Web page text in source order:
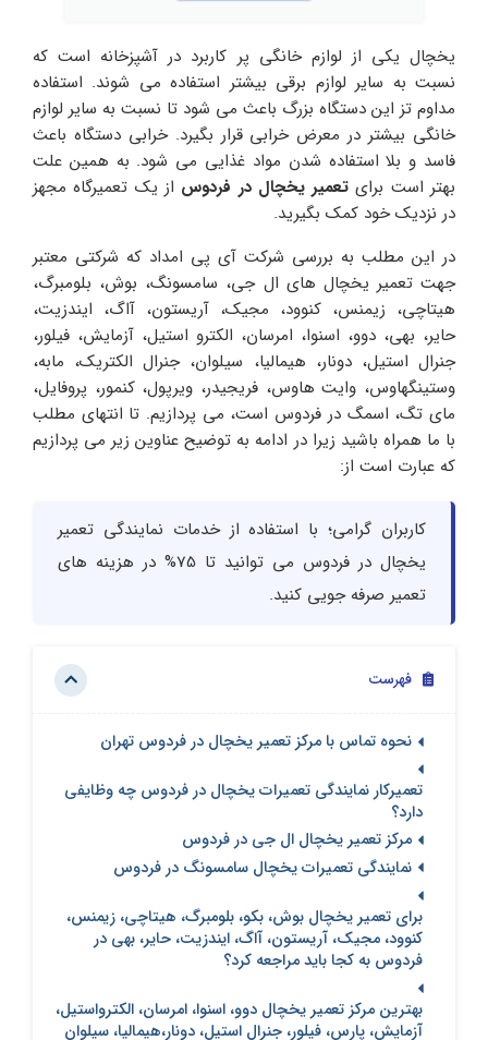
یخچال یکی از لوازم خانگی پر کاربرد در آشپزخانه است که
نسبت به سایر لوازم برقی بیشتر استفاده می شوند. استفاده
مداوم تز این دستگاه بزرگ باعث می شود تا نسبت به سایر لوازم
خانگی بیشتر در معرض خرابی قرار بگیرد. خرابی دستگاه باعث
فاسد و بلا استفاده شدن مواد غذایی می شود. به همین علت
بهتر است برای تعمیر یخچال در فردوس از یک تعمیرگاه مجهز
در نزدیک خود کمک بگیرید.
در این مطلب به بررسی شرکت آی پی امداد که شرکتی معتبر
جهت تعمیر یخچال های ال جی، سامسونگ، بوش، بلومبرگ،
هیتاچی، زیمنس، کنوود، مجیک، آریستون، آاگ، ایندزیت،
حایر، بهی، دوو، اسنوا، امرسان، الکترو استیل، آزمایش، فیلور،
جنرال استیل، دونار، هیمالیا، سیلوان، جنرال الکتریک، مابه،
وستینگهاوس، وایت هاوس، فریجیدر، ویرپول، کنمور، پروفایل،
مای تگ، اسمگ در فردوس است، می پردازیم. تا انتهای مطلب
با ما همراه باشید زیرا در ادامه به توضیح عناوین زیر می پردازیم
که عبارت است از:
کاربران گرامی؛ با استفاده از خدمات نمایندگی تعمیر
یخچال در فردوس می توانید تا 75% در هزینه های
تعمیر صرفه جویی کنید.
فهرست
نحوه تماس با مرکز تعمیر یخچال در فردوس تهران
تعمیرکار نمایندگی تعمیرات یخچال در فردوس چه وظایفی
دارد؟
مرکز تعمیر یخچال ال جی در فردوس
نمایندگی تعمیرات یخچال سامسونگ در فردوس
برای تعمیر یخچال بوش، بکو، بلومبرگ، هیتاچی، زیمنس،
کنوود، مجیک، آریستون، آاگ، ایندزیت، حایر، بهی در
فردوس به کجا باید مراجعه کرد؟
بهترین مرکز تعمیر یخچال دوو، اسنوا، امرسان، الکترواستیل،
آزمایش، پارس، فیلور، جنرال استیل، دونار،هیمالیا، سیلوان